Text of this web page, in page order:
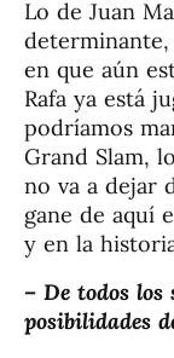
Lo de Juan
en que aún
Rafa ya está
podríamos
Grand Slam,
no va a dejar
gane de aquí
y en la
– De todos los
posibilidades